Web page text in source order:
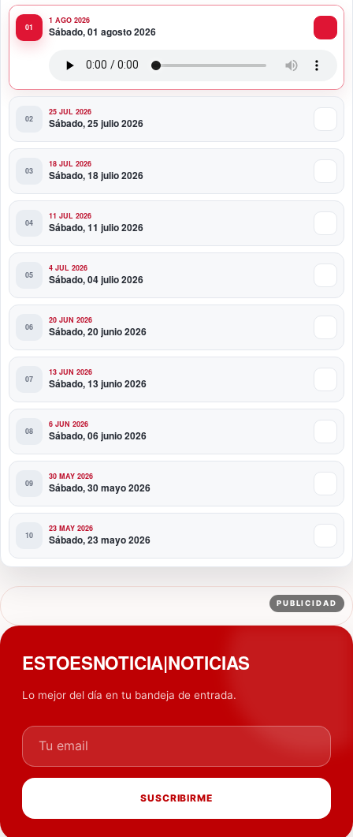
10:51 PM
Producciones Panda Rosa anuncia su
1 AGO 2026
Sábado, 01 agosto 2026
25 JUL 2026
Sábado, 25 julio 2026
18 JUL 2026
Sábado, 18 julio 2026
11 JUL 2026
Sábado, 11 julio 2026
4 JUL 2026
Sábado, 04 julio 2026
20 JUN 2026
Sábado, 20 junio 2026
13 JUN 2026
Sábado, 13 junio 2026
6 JUN 2026
Sábado, 06 junio 2026
30 MAY 2026
Sábado, 30 mayo 2026
23 MAY 2026
Sábado, 23 mayo 2026
PUBLICIDAD
ESTOESNOTICIA|NOTICIAS
Lo mejor del día en tu bandeja de entrada.
Tu email
SUSCRIBIRME